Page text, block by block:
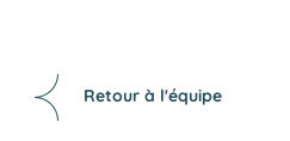
Retour à l'équipe